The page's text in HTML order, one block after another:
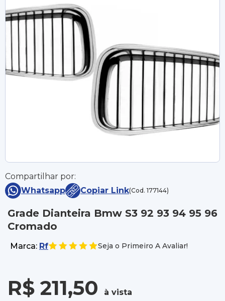
Compartilhar por:
Whatsapp
Copiar Link(Cod. 177144)
Grade Dianteira Bmw S3 92 93 94 95 96
Cromado
Marca: Rf Seja o Primeiro A Avaliar!
R$ 211,50
à vista